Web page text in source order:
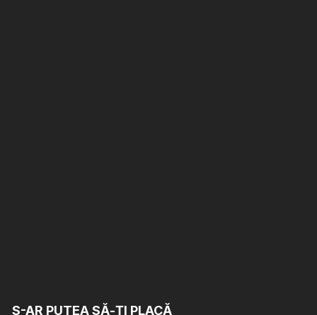
S-AR PUTEA SĂ-ȚI PLACĂ